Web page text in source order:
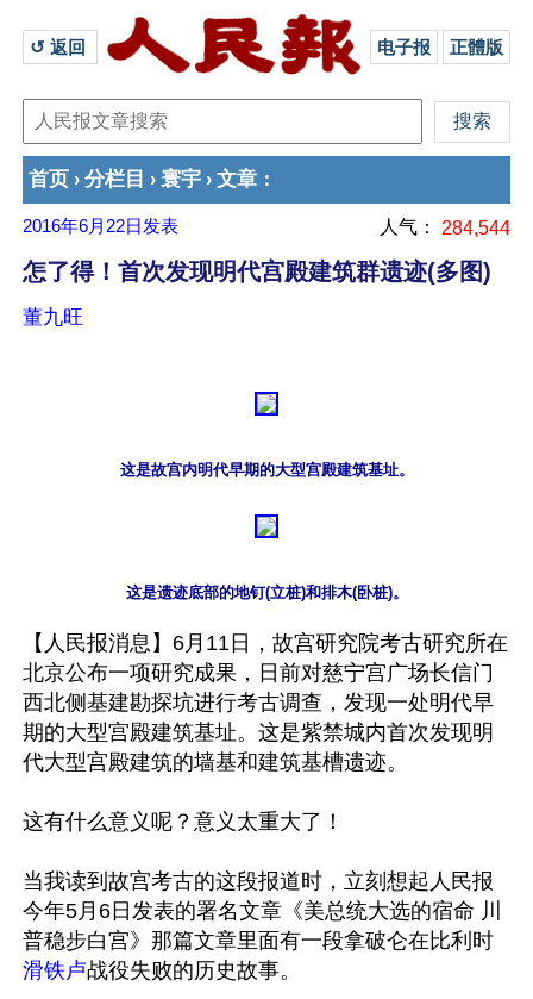
↺ 返回 电子报 正體版
首页 › 分栏目 › 寰宇 › 文章 ：
2016年6月22日 发表 人气： 284,544
怎了得！首次发现明代宫殿建筑群遗迹(多图)
董九旺
这是故宫内明代早期的大型宫殿建筑基址。
这是遗迹底部的地钉(立桩)和排木(卧桩)。
【人民报消息】6月11日，故宫研究院考古研究所在
北京公布一项研究成果，日前对慈宁宫广场长信门
西北侧基建勘探坑进行考古调查，发现一处明代早
期的大型宫殿建筑基址。这是紫禁城内首次发现明
代大型宫殿建筑的墙基和建筑基槽遗迹。
这有什么意义呢？意义太重大了！
当我读到故宫考古的这段报道时，立刻想起人民报
今年5月6日发表的署名文章《美总统大选的宿命 川
普稳步白宫》那篇文章里面有一段拿破仑在比利时
滑铁卢战役失败的历史故事。